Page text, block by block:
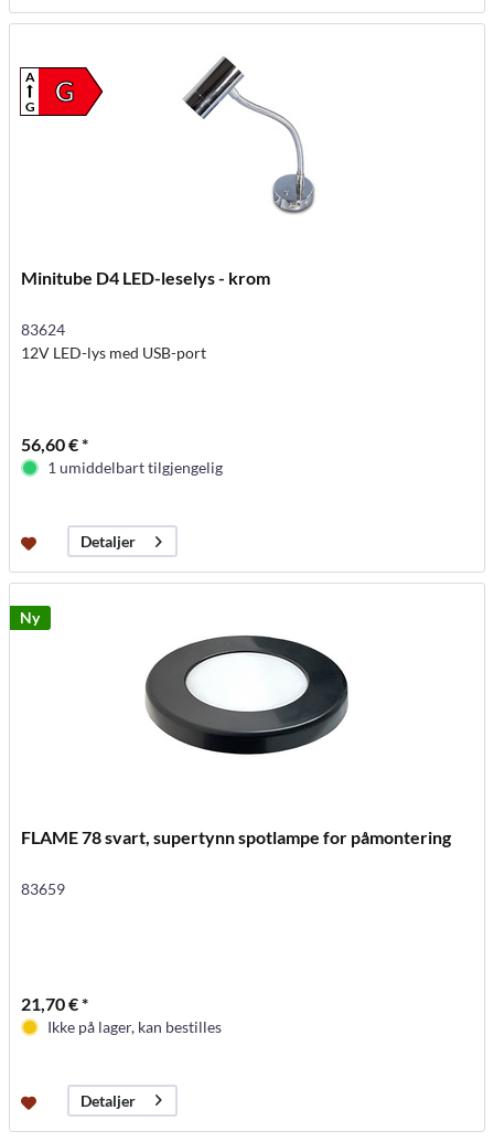
G
A
G
Minitube D4 LED-leselys - krom
83624
12V LED-lys med USB-port
56,60 € *
1 umiddelbart tilgjengelig
Detaljer
Ny
FLAME 78 svart, supertynn spotlampe for påmontering
83659
21,70 € *
Ikke på lager, kan bestilles
Detaljer